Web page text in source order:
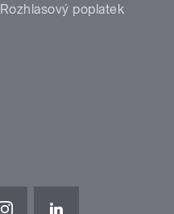
Rozhlasový poplatek